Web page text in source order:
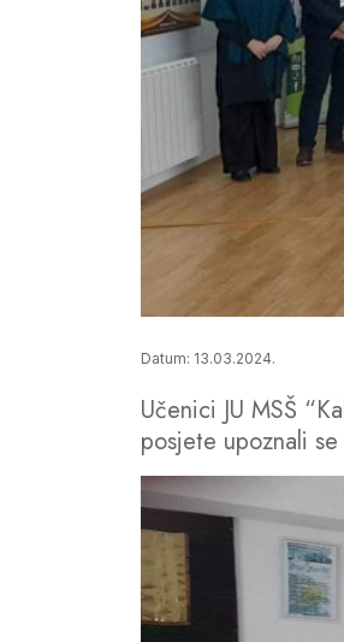
Datum: 13.03.2024.
Učenici JU MSŠ
posjete upoznali